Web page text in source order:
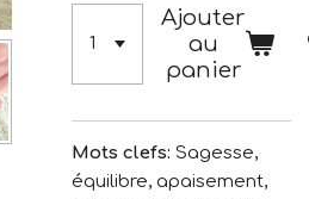
Ajouter
au
panier
Mots clefs: Sagesse,
équilibre, apaisement,